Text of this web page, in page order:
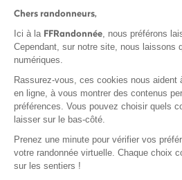
Protection des
Politique de
Chers randonneurs,
Ici à la FFRandonnée, nous préférons
Cependant, sur notre site, nous laissons
numériques.
Rassurez-vous, ces cookies nous aident
en ligne, à vous montrer des contenus
préférences. Vous pouvez choisir quels
laisser sur le bas-côté.
Prenez une minute pour vérifier vos
votre randonnée virtuelle. Chaque choix
sur les sentiers !